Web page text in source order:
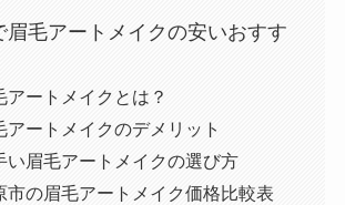
眉毛アートメイクの安いおすす
アートメイクとは？
アートメイクのデメリット
い眉毛アートメイクの選び方
市の眉毛アートメイク価格比較表